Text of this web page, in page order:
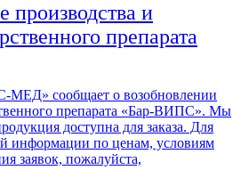
производства и
препарата
сообщает о возобновлении
препарата «Бар-ВИПС». Мы
доступна для заказа. Для
информации по ценам, условиям
заявок, пожалуйста,